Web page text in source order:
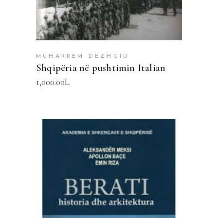
MUHARREM DEZHGIU
Shqipëria në pushtimin Italian
1,000.00L
SHTOJE NË SHPORTË